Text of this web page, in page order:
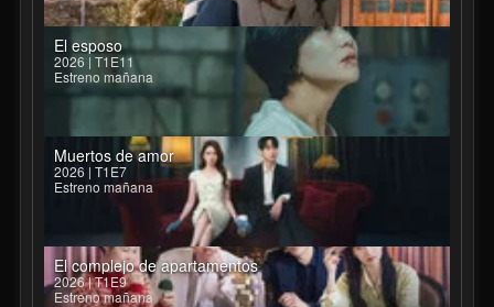
El esposo
2026 | T1E11
Estreno mañana
Muertos de amor
2026 | T1E7
Estreno mañana
El complejo de apartamentos
2026 | T1E9
Estreno mañana